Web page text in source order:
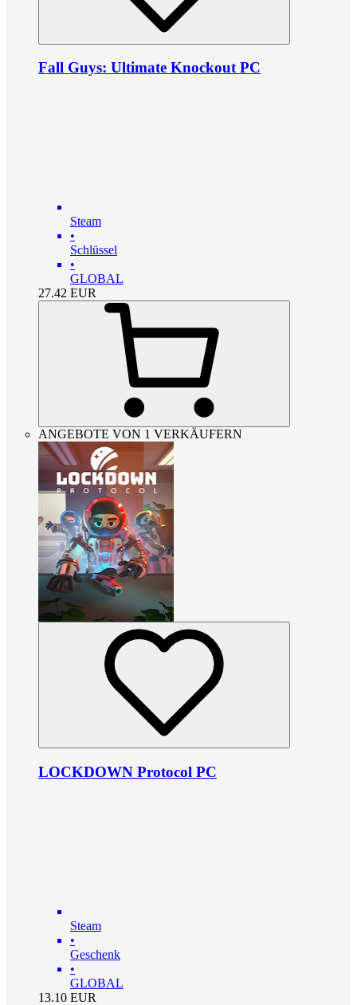
Fall Guys: Ultimate Knockout PC
Steam
•
Schlüssel
•
GLOBAL
27.42 EUR
ANGEBOTE VON 1 VERKÄUFERN
LOCKDOWN Protocol PC
Steam
•
Geschenk
•
GLOBAL
13.10 EUR